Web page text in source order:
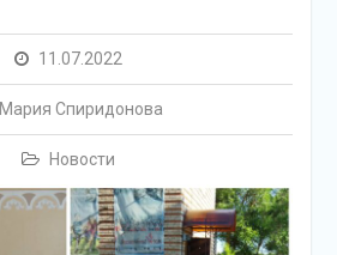
11.07.2022
Мария Спиридонова
Новости